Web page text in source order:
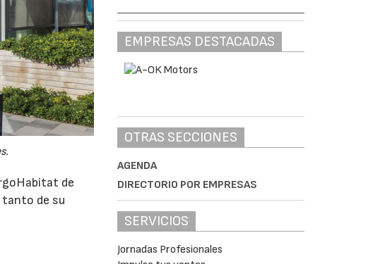
de
de su
EMPRESAS DESTACADAS
OTRAS SECCIONES
AGENDA
DIRECTORIO POR EMPRESAS
SERVICIOS
Jornadas Profesionales